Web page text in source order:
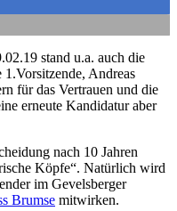
stand u.a. auch die
1.Vorsitzende, Andreas
für das Vertrauen und die
erneute Kandidatur aber
nach 10 Jahren
Köpfe“. Natürlich wird
im Gevelsberger
Brumse mitwirken.